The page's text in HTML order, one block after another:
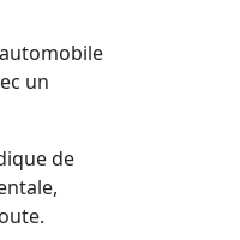
un
de